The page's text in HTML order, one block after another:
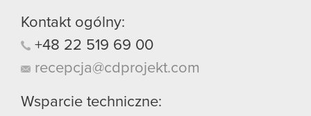
Kontakt ogólny:
+48 22 519 69 00
recepcja@cdprojekt.com
Wsparcie techniczne: